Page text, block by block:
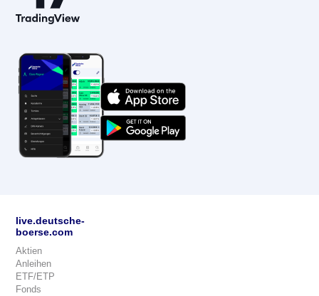
live.deutsche-
boerse.com
Aktien
Anleihen
ETF/ETP
Fonds